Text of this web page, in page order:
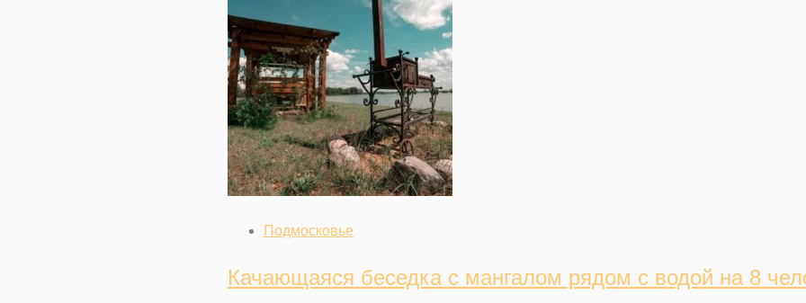
Подмосковье
Качающаяся беседка с мангалом рядом с водой на 8